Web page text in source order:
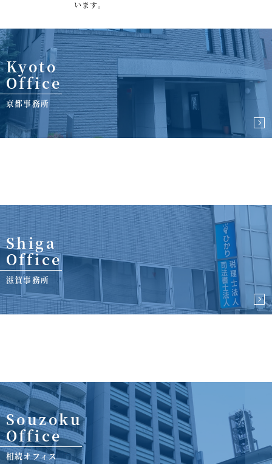
HAGレポート
採用情報
税理士変更をお考えの方
メールマガジン登録
ニュース
います。
Kyoto
Office
京都事務所
Shiga
Office
滋賀事務所
Souzoku
Office
相続オフィス